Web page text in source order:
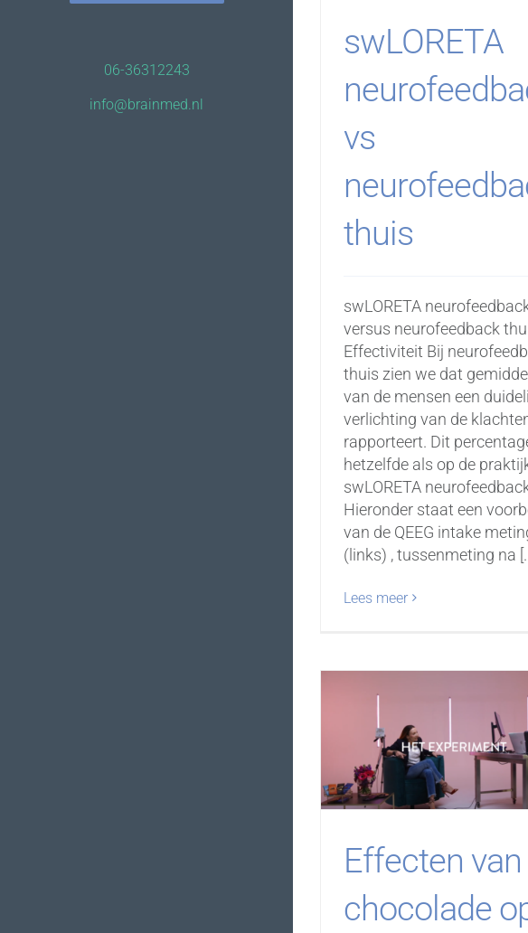
06-36312243
info@brainmed.nl
swLORETA
vs
thuis
swLORETA
versus neurofeedback
Effectiviteit Bij
thuis zien we dat
van de mensen een
verlichting van de
rapporteert. Dit
hetzelfde als op de
swLORETA
Hieronder staat een
van de QEEG intake
(links) , tussenmeting na
Lees meer
Effecten van
chocolade